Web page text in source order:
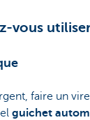
vous
faire un
guichet